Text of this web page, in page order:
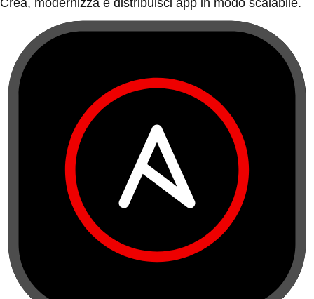
Crea, modernizza e distribuisci app in modo scalabile.